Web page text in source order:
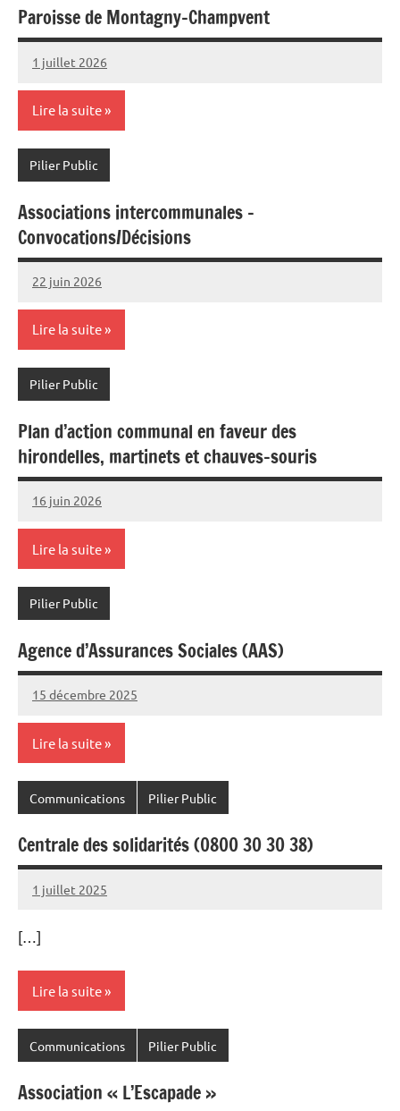
Paroisse de Montagny-Champvent
1 juillet 2026
Commune
Lire la suite
Pilier Public
Associations intercommunales –
Convocations/Décisions
22 juin 2026
Commune
Lire la suite
Pilier Public
Plan d’action communal en faveur des
hirondelles, martinets et chauves-souris
16 juin 2026
Commune
Lire la suite
Pilier Public
Agence d’Assurances Sociales (AAS)
15 décembre 2025
Commune
Lire la suite
Communications Pilier Public
Centrale des solidarités (0800 30 30 38)
1 juillet 2025
Commune
[…]
Lire la suite
Communications Pilier Public
Association « L’Escapade »